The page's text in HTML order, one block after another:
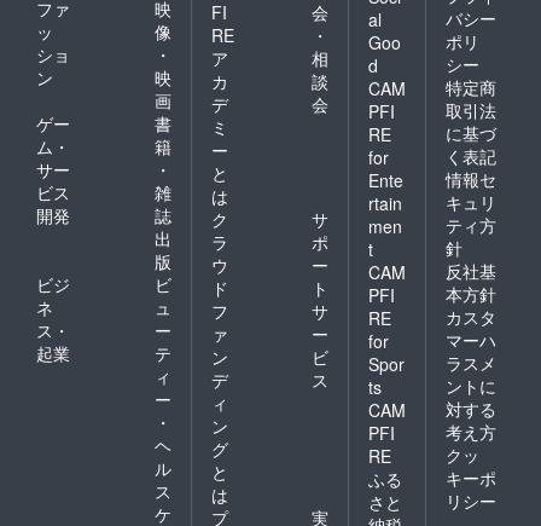
ファ
ッ
ショ
ン
映
像
・
映
画
ゲー
ム・
サー
ビス
開発
書
籍
・
雑
誌
出
版
ビジ
ネ
ス・
起業
ビ
ュ
ー
テ
ィ
ー
・
ヘ
ル
ス
ケ
FI
RE
ア
カ
デ
ミ
ー
と
は
会
・
相
談
会
ク
ラ
ウ
ド
フ
ァ
ン
デ
ィ
ン
グ
と
は
サ
ポ
ー
ト
サ
ー
ビ
ス
プ
実
al
Goo
d
CAM
PFI
RE
for
Ente
rtain
men
t
CAM
PFI
RE
for
Spor
ts
CAM
PFI
RE
ふる
さと
バシー
ポリ
シー
特定商
取引法
に基づ
く表記
情報セ
キュリ
ティ方
針
反社基
本方針
カスタ
マーハ
ラスメ
ントに
対する
考え方
クッ
キーポ
リシー